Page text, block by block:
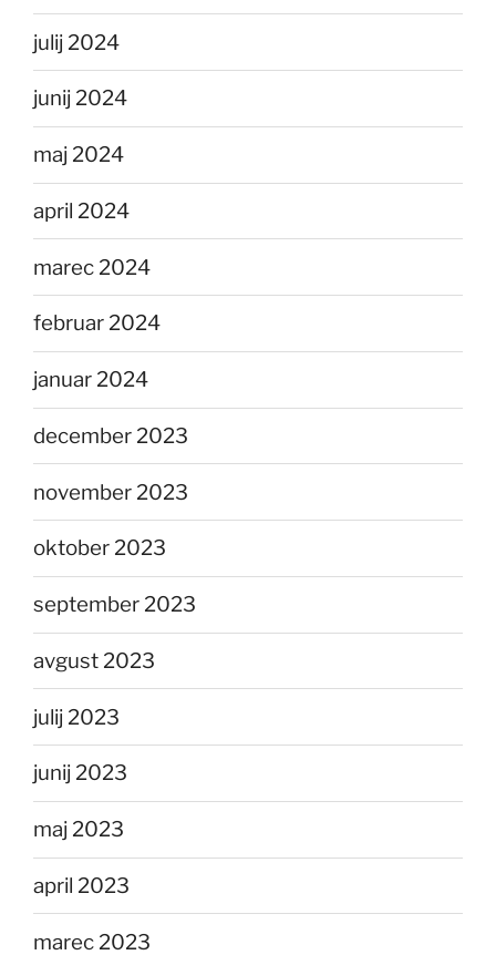
julij 2024
junij 2024
maj 2024
april 2024
marec 2024
februar 2024
januar 2024
december 2023
november 2023
oktober 2023
september 2023
avgust 2023
julij 2023
junij 2023
maj 2023
april 2023
marec 2023